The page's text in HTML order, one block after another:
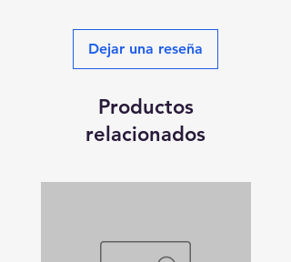
Dejar una reseña
Productos
relacionados